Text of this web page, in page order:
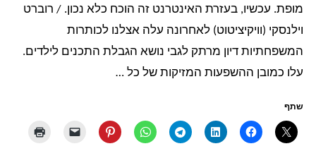
כיצד
חסימה
גישה
מופת. עכשיו, בעזרת האינטרנט זה הוכח כלא נכון. / רוברט
וילנסקי (וויקיציטוט) לאחרונה עלה אצלנו לכותרות
המשפחתיות דיון מרתק לגבי נושא הגבלת התכנים לילדים.
עלו כמובן ההשפעות המזיקות של כל …
שתף